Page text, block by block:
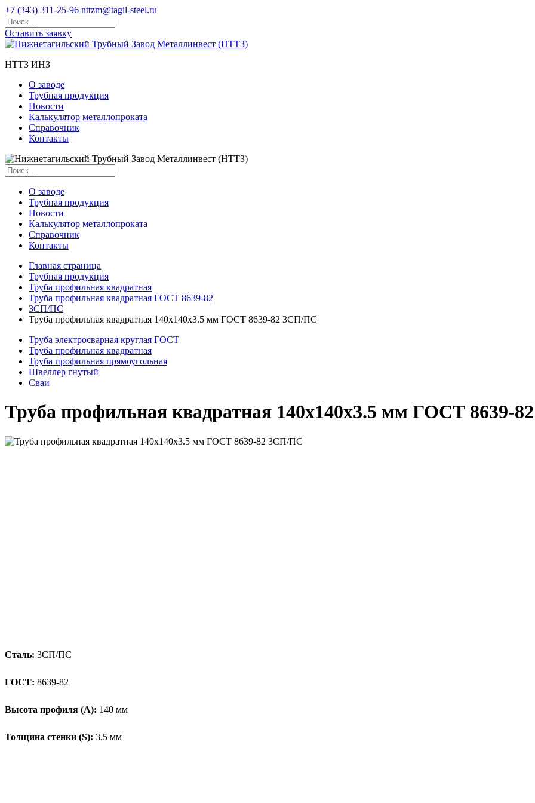
+7 (343) 311-25-96 nttzm@tagil-steel.ru
Оставить заявку
НТТЗ ИНЗ
О заводе
Трубная продукция
Новости
Калькулятор металлопроката
Справочник
Контакты
О заводе
Трубная продукция
Новости
Калькулятор металлопроката
Справочник
Контакты
Главная страница
Трубная продукция
Труба профильная квадратная
Труба профильная квадратная ГОСТ 8639-82
ЗСП/ПС
Труба профильная квадратная 140x140x3.5 мм ГОСТ 8639-82 3СП/ПС
Труба электросварная круглая ГОСТ
Труба профильная квадратная
Труба профильная прямоугольная
Швеллер гнутый
Сваи
Труба профильная квадратная 140x140x3.5 мм ГОСТ 8639-
Сталь: 3СП/ПС
ГОСТ: 8639-82
Высота профиля (А): 140 мм
Толщина стенки (S): 3.5 мм